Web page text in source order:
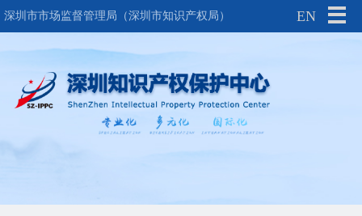
深圳市市场监督管理局（深圳市知识产权局） EN